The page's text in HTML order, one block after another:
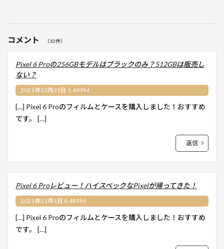
コメント （10件）
Pixel 6 Proの256GBモデルはブラックのみ？512GBは販売し
ない？
2021年10月31日 1:49 PM
[…] Pixel 6 Proのフィルムとケースを購入しました！おすすめ
です。 […]
返信
Pixel 6 Proレビュー！ハイスペックなPixelが帰ってきた！
2021年11月1日 8:48 PM
[…] Pixel 6 Proのフィルムとケースを購入しました！おすすめ
です。 […]